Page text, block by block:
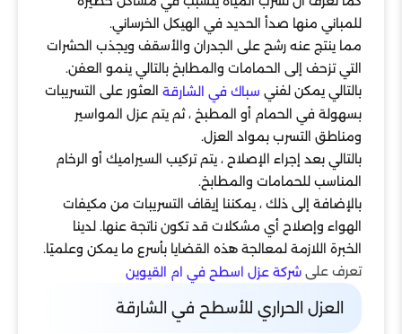
للمباني منها صدأ الحديد في الهيكل الخرساني.
مما ينتج عنه رشح على الجدران والأسقف ويجذب الحشرات
التي تزحف إلى الحمامات والمطابخ بالتالي ينمو العفن.
بالتالي يمكن لفني سباك في الشارقة العثور على التسريبات
بسهولة في الحمام أو المطبخ ، ثم يتم عزل المواسير
ومناطق التسرب بمواد العزل.
بالتالي بعد إجراء الإصلاح ، يتم تركيب السيراميك أو الرخام
المناسب للحمامات والمطابخ.
بالإضافة إلى ذلك ، يمكننا إيقاف التسريبات من مكيفات
الهواء وإصلاح أي مشكلات قد تكون ناتجة عنها. لدينا
الخبرة اللازمة لمعالجة هذه القضايا بأسرع ما يمكن وعلميًا.
تعرف على شركة عزل اسطح في ام القيوين
العزل الحراري للأسطح في الشارقة